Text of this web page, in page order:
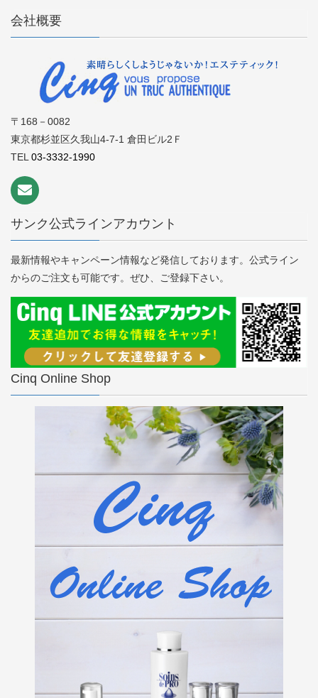
会社概要
〒168－0082
東京都杉並区久我山4-7-1 倉田ビル2Ｆ
TEL 03-3332-1990
サンク公式ラインアカウント
最新情報やキャンペーン情報など発信しております。公式ライン
からのご注文も可能です。ぜひ、ご登録下さい。
Cinq Online Shop